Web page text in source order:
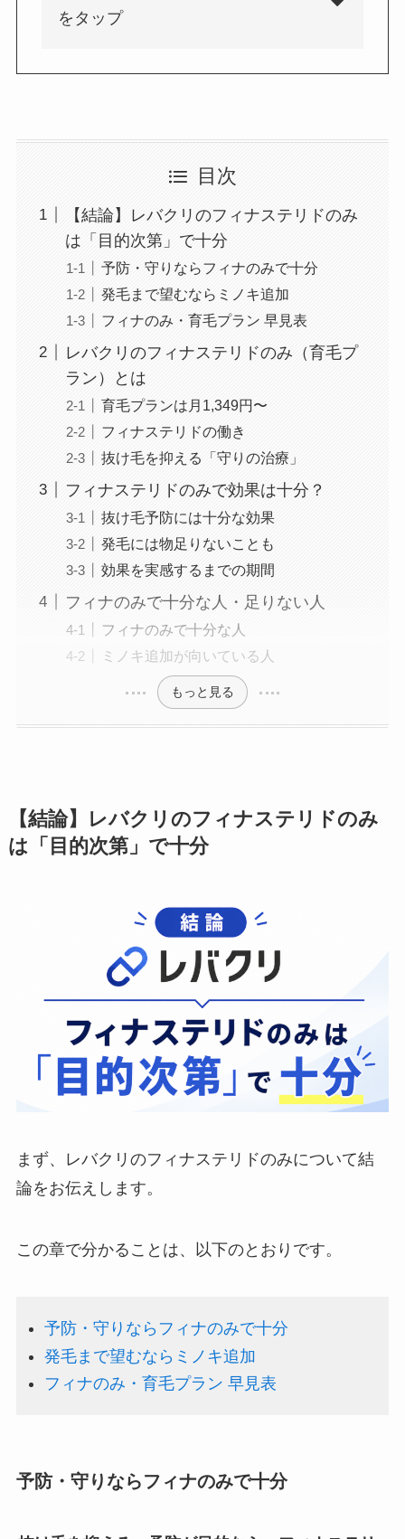
をタップ
目次
【結論】レバクリのフィナステリドのみ
は「目的次第」で十分
予防・守りならフィナのみで十分
発毛まで望むならミノキ追加
フィナのみ・育毛プラン 早見表
レバクリのフィナステリドのみ（育毛プ
ラン）とは
育毛プランは月1,349円〜
フィナステリドの働き
抜け毛を抑える「守りの治療」
フィナステリドのみで効果は十分？
抜け毛予防には十分な効果
発毛には物足りないことも
効果を実感するまでの期間
フィナのみで十分な人・足りない人
フィナのみで十分な人
ミノキ追加が向いている人
もっと見る
【結論】レバクリのフィナステリドのみ
は「目的次第」で十分
まず、レバクリのフィナステリドのみについて結
論をお伝えします。
この章で分かることは、以下のとおりです。
予防・守りならフィナのみで十分
発毛まで望むならミノキ追加
フィナのみ・育毛プラン 早見表
予防・守りならフィナのみで十分